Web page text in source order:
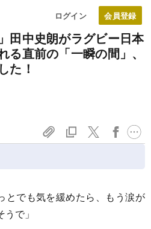
ログイン
田中史朗がラグビー日本
直前の「一瞬の間」、
た！
とでも気を緩めたら、もう涙が
で」